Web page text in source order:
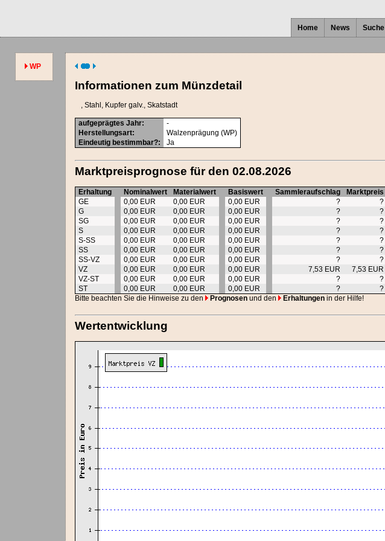
Home News Suche
WP
Informationen zum Münzdetail
, Stahl, Kupfer galv., Skatstadt
aufgeprägtes Jahr:
-
Herstellungsart:
Walzenprägung (WP)
Eindeutig bestimmbar?: Ja
Marktpreisprognose für den 02.08.2026
Erhaltung Nominalwert Materialwert Basiswert Sammleraufschlag
Marktpreis
GE
0,00 EUR 0,00 EUR 0,00 EUR ?
?
G
0,00 EUR 0,00 EUR 0,00 EUR ?
?
SG
0,00 EUR 0,00 EUR 0,00 EUR ?
?
S
0,00 EUR 0,00 EUR 0,00 EUR ?
?
S-SS
0,00 EUR 0,00 EUR 0,00 EUR ?
?
SS
0,00 EUR 0,00 EUR 0,00 EUR ?
?
SS-VZ
0,00 EUR 0,00 EUR 0,00 EUR ?
?
VZ
0,00 EUR 0,00 EUR 0,00 EUR 7,53 EUR
7,53 EUR
VZ-ST
0,00 EUR 0,00 EUR 0,00 EUR ?
?
ST
0,00 EUR 0,00 EUR 0,00 EUR ?
?
Bitte beachten Sie die Hinweise zu den
Prognosen und den Erhaltungen in der Hilfe!
Wertentwicklung